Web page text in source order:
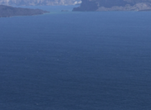
Przejdź